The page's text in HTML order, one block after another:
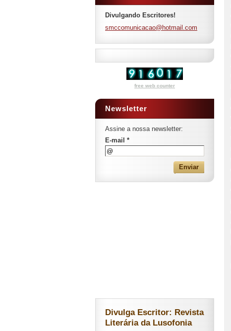
Divulgando Escritores!
smccomunicacao@hotmail.com
free web counter
Newsletter
Assine a nossa newsletter:
E-mail *
Divulga Escritor: Revista
Literária da Lusofonia